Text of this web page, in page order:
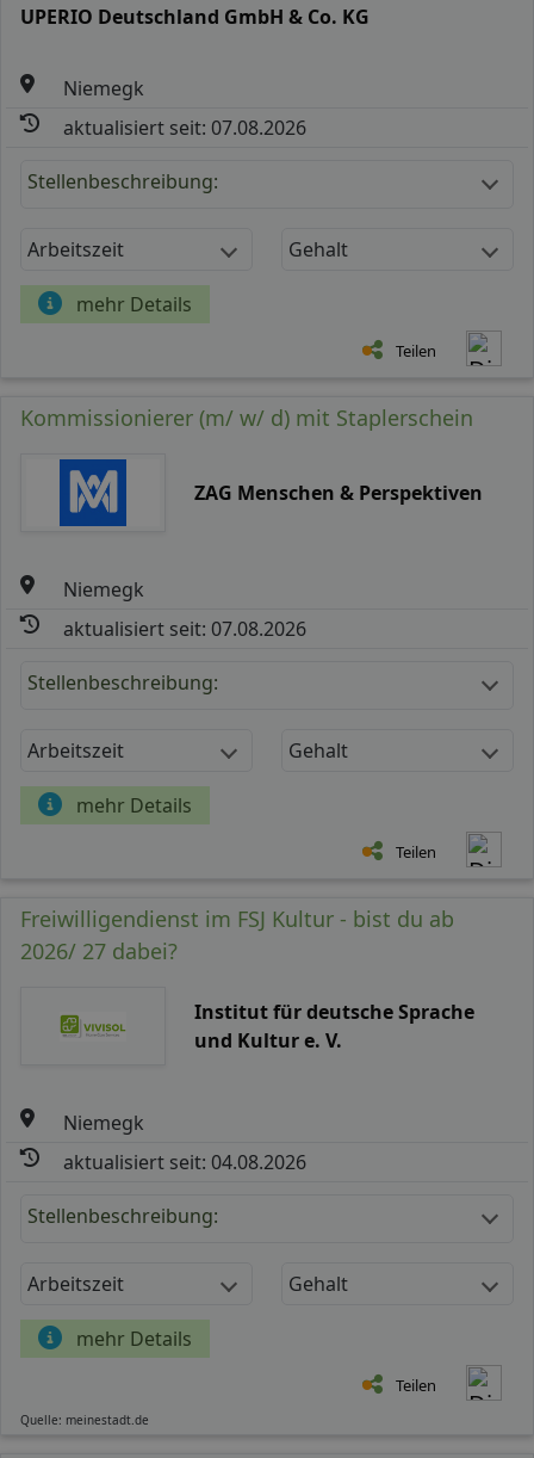
UPERIO Deutschland GmbH & Co. KG
Niemegk
aktualisiert seit: 07.08.2026
Stellenbeschreibung:
Arbeitszeit Gehalt
mehr Details
Teilen
Kommissionierer (m/ w/ d) mit Staplerschein
ZAG Menschen & Perspektiven
Niemegk
aktualisiert seit: 07.08.2026
Stellenbeschreibung:
Arbeitszeit Gehalt
mehr Details
Teilen
Freiwilligendienst im FSJ Kultur - bist du ab
2026/ 27 dabei?
Institut für deutsche Sprache
und Kultur e. V.
Niemegk
aktualisiert seit: 04.08.2026
Stellenbeschreibung:
Arbeitszeit Gehalt
mehr Details
Teilen
Quelle: meinestadt.de